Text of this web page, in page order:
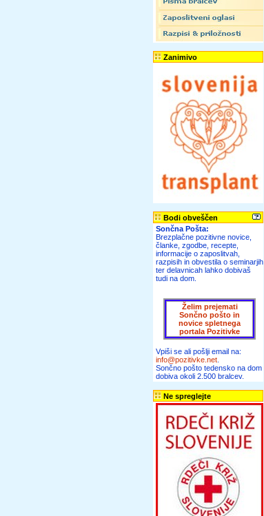
Zanimivo
Bodi obveščen
Sončna Pošta:
Brezplačne pozitivne novice,
članke, zgodbe, recepte,
informacije o zaposlitvah,
razpisih in obvestila o seminarjih
ter delavnicah lahko dobivaš
tudi na dom.
Želim prejemati
Sončno pošto in
novice spletnega
portala Pozitivke
Vpiši se ali pošlji email na:
info@pozitivke.net
Sončno pošto tedensko na dom
dobiva okoli 2.500 bralcev.
Ne spreglejte